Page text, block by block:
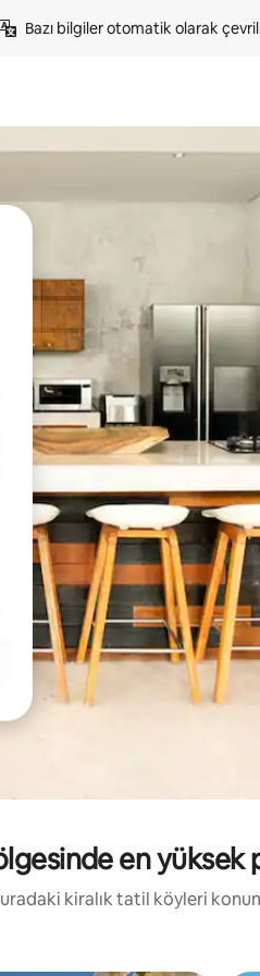
Bazı bilgiler otomatik olarak
gezinin veya dokunarak ya da
en yüksek
kiralık tatil köyleri